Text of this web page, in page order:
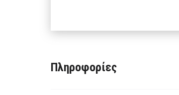
Πληροφορίες